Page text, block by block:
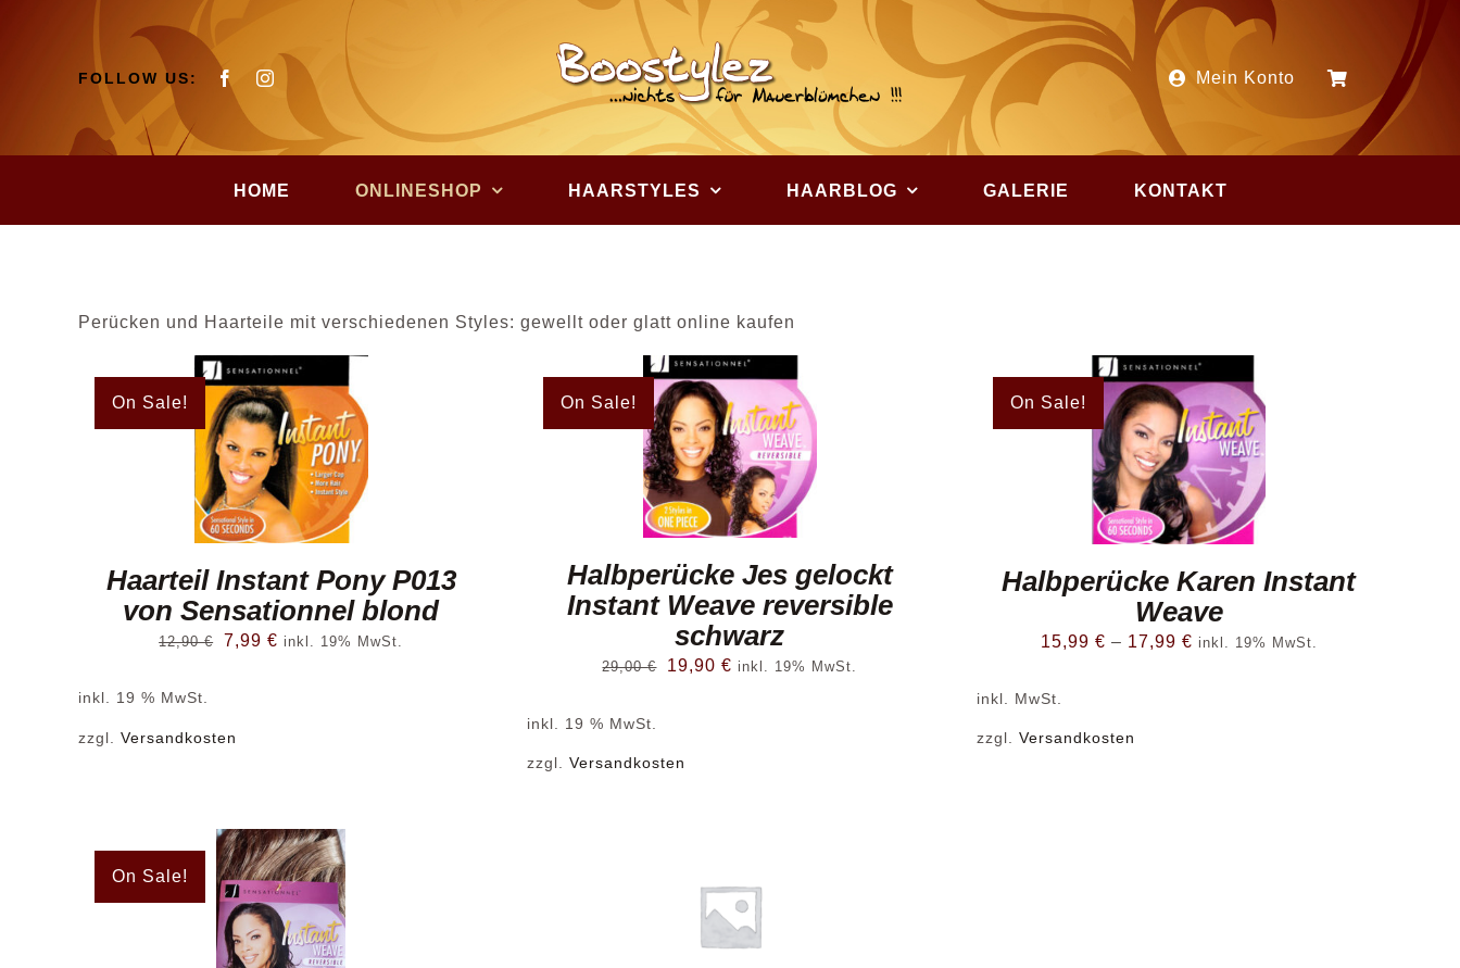
FOLLOW US: Mein Konto
HOME ONLINESHOP HAARSTYLES HAARBLOG GALERIE KONTAKT
Perücken und Haarteile mit verschiedenen Styles: gewellt oder glatt online kaufen
On Sale!
Haarteil Instant Pony P013
von Sensationnel blond
12,90€
Ursprünglicher
7,99€ Aktueller
inkl. 19% MwSt.
inkl. 19 % MwSt.
zzgl. Versandkosten
On Sale!
Halbperücke Jes gelockt
Instant Weave reversible
schwarz
29,00€
Ursprünglicher
19,90€ Aktueller
inkl. 19% MwSt.
inkl. 19 % MwSt.
zzgl.Versandkosten
On Sale!
Halbperücke Karen Instant
Weave
15,99 € – 17,99 € inkl. 19% MwSt.
inkl. MwSt.
zzgl. Versandkosten
On Sale!